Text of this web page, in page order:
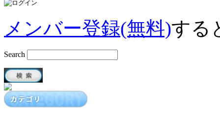
メンバー登録(無料)する
Search